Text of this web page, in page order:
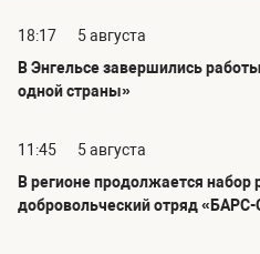
18:17
5 августа
В Энгельсе завершились
одной страны»
11:45
5 августа
В регионе продолжается набор
добровольческий отряд «БАРС-